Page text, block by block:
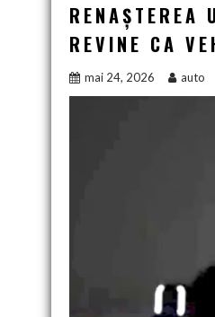
RENAȘTEREA
REVINE CA
mai 24, 2026 auto